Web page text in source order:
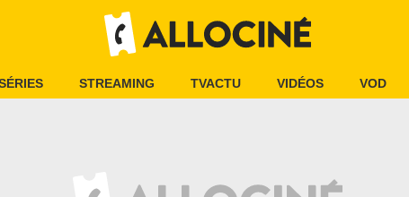
STREAMING TVACTU VIDÉOS VOD